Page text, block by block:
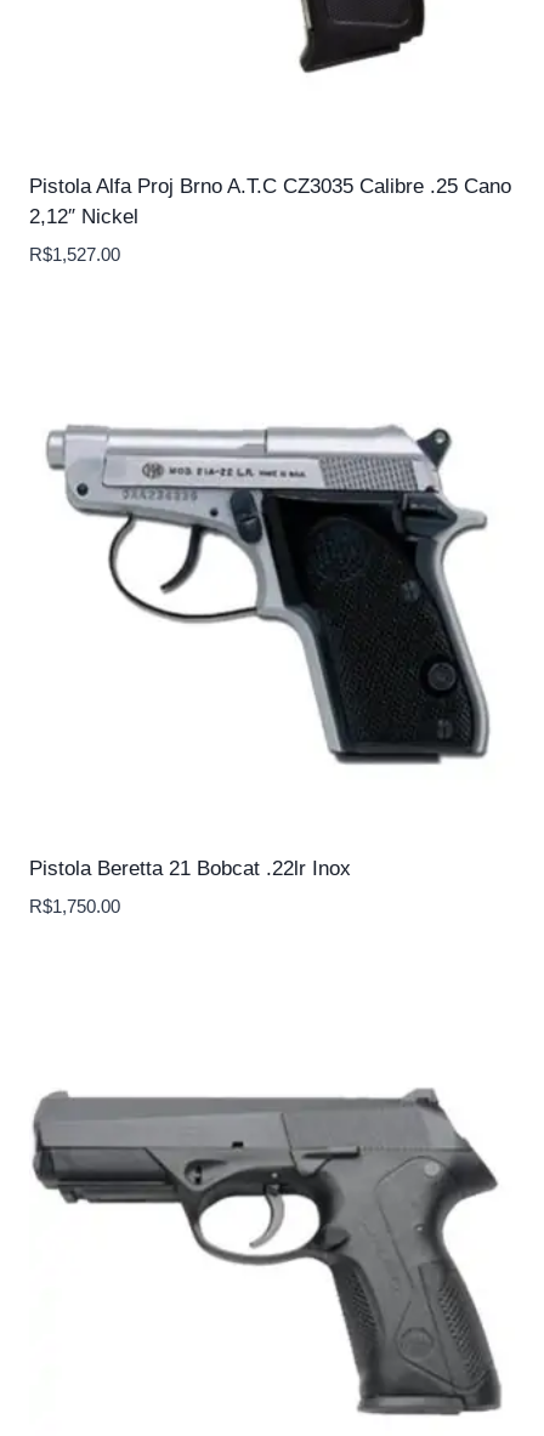
Pistola Alfa Proj Brno A.T.C CZ3035 Calibre .25 Cano
2,12″ Nickel
R$1,527.00
Pistola Beretta 21 Bobcat .22lr Inox
R$1,750.00